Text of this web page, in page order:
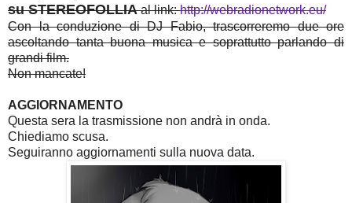
su STEREOFOLLIAal link:http://webradionetwork.eu/
Con la conduzione di DJ Fabio, trascorreremo due ore
ascoltando tanta buona musica e soprattutto parlando di
grandi film.
Non mancate!
AGGIORNAMENTO
Questa sera la trasmissione non andrà in onda.
Chiediamo scusa.
Seguiranno aggiornamenti sulla nuova data.